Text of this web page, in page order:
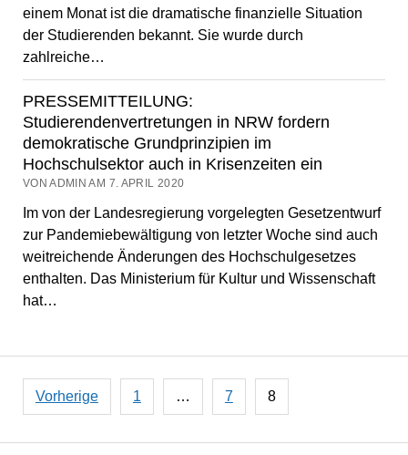
einem Monat ist die dramatische finanzielle Situation
der Studierenden bekannt. Sie wurde durch
zahlreiche…
PRESSEMITTEILUNG:
Studierendenvertretungen in NRW fordern
demokratische Grundprinzipien im
Hochschulsektor auch in Krisenzeiten ein
VON ADMIN AM 7. APRIL 2020
Im von der Landesregierung vorgelegten Gesetzentwurf
zur Pandemiebewältigung von letzter Woche sind auch
weitreichende Änderungen des Hochschulgesetzes
enthalten. Das Ministerium für Kultur und Wissenschaft
hat…
Seitennummerierung
der
Vorherige 1 … 7 8